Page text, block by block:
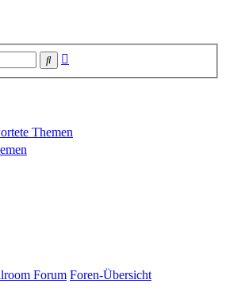
Suche
Themen
Forum Foren-Übersicht